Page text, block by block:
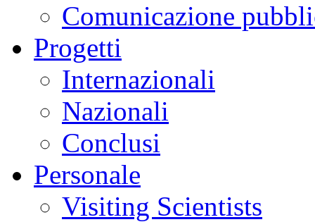
Comunicazione
Progetti
Internazionali
Nazionali
Conclusi
Personale
Visiting Scientists